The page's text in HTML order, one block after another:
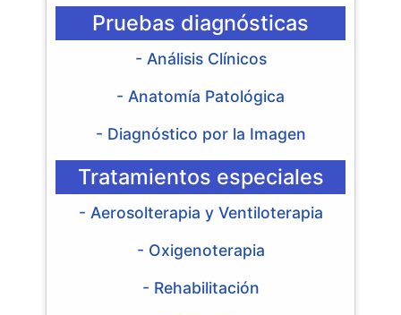
Pruebas diagnósticas
- Análisis Clínicos
- Anatomía Patológica
- Diagnóstico por la Imagen
Tratamientos especiales
- Aerosolterapia y Ventiloterapia
- Oxigenoterapia
- Rehabilitación